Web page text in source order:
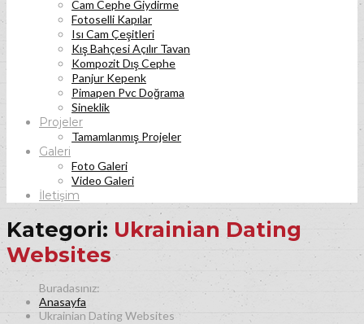
Cam Cephe Giydirme
Fotoselli Kapılar
Isı Cam Çeşitleri
Kış Bahçesi Açılır Tavan
Kompozit Dış Cephe
Panjur Kepenk
Pimapen Pvc Doğrama
Sineklik
Projeler
Tamamlanmış Projeler
Galeri
Foto Galeri
Video Galeri
İletişim
Kategori: Ukrainian Dating
Websites
Anasayfa
Ukrainian Dating Websites